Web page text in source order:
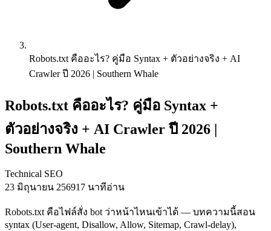
Robots.txt คืออะไร? คู่มือ Syntax + ตัวอย่างจริง + AI
Crawler ปี 2026 | Southern Whale
Robots.txt คืออะไร? คู่มือ Syntax +
ตัวอย่างจริง + AI Crawler ปี 2026 |
Southern Whale
Technical SEO
23 มิถุนายน 256917 นาทีอ่าน
Robots.txt คือไฟล์สั่ง bot ว่าหน้าไหนเข้าได้ — บทความนี้สอน
syntax (User-agent, Disallow, Allow, Sitemap, Crawl-delay),